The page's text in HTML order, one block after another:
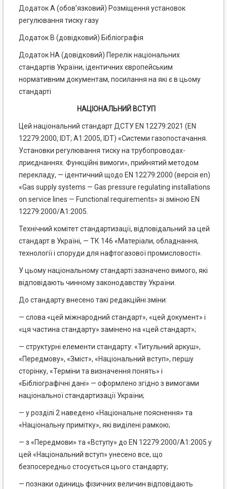
Додаток А (обов’язковий) Розміщення установок
регулювання тиску газу
Додаток В (довідковий) Бібліографія
Додаток НА (довідковий) Перелік національних
стандартів України, ідентичних європейським
нормативним документам, посилання на які є в цьому
стандарті
НАЦІОНАЛЬНИЙ ВСТУП
Цей національний стандарт ДСТУ EN 12279:2021 (EN
12279:2000, IDT; А1:2005, IDT) «Системи газопостачання.
Установки регулювання тиску на трубопроводах-
лриєднаннях. Функційні вимоги», прийнятий методом
перекладу, — ідентичний щодо EN 12279:2000 (версія en)
«Gas supply systems — Gas pressure regulating installations
on service lines — Functional requirements» зі зміною EN
12279:2000/A1:2005.
Технічний комітет стандартизації, відповідальний за цей
стандарт в Україні, — ТК 146 «Матеріали, обладнання,
технології і споруди для нафтогазової промисловості».
У цьому національному стандарті зазначено вимого, які
відповідають чинному законодавству України.
До стандарту внесено такі редакційні зміни:
— слова «цей міжнародний стандарт», «цей документ» і
«ця частина стандарту» замінено на «цей стандарт»;
— структурні елементи стандарту: «Титульний аркуш»,
«Передмову», «Зміст», «Національний вступ», першу
сторінку, «Терміни та визначення понять» і
«Бібліографічні дані» — оформлено згідно з вимогами
національної стандартизації України;
— у розділі 2 наведено «Національне пояснення» та
«Національну примітку», які виділені рамкою;
— з «Передмови» та «Вступу» до EN 12279:2000/А1:2005 у
цей «Національний вступ» унесено все, що
безпосередньо стосується цього стандарту;
— познаки одиниць фізичних величин відповідають